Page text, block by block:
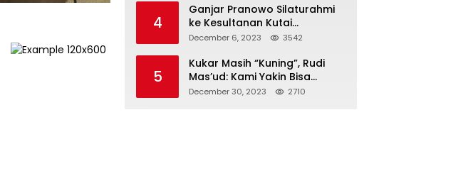
4
Ganjar Pranowo Silaturahmi
ke Kesultanan Kutai
Kartanegara
December 6, 2023 3542
5
Kukar Masih “Kuning”, Rudi
Mas’ud: Kami Yakin Bisa
Menang di Pemilu 2024
December 30, 2023 2710